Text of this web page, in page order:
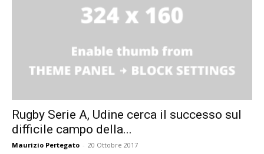
Rugby Serie A, Udine cerca il successo sul
difficile campo della...
Maurizio Pertegato - 20 Ottobre 2017